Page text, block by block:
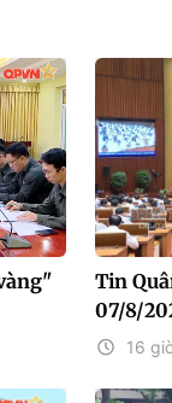
Tin
07/8/
16